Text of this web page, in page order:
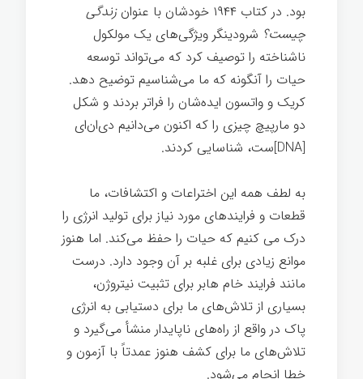
بود. در کتاب ۱۹۴۴ خودشان با عنوان
زندگی
چیست؟ شرودینگر ویژگی‌های یک مولکول
ناشناخته را توصیف کرد که می‌تواند توسعه
حیات را آنگونه که ما می‌شناسیم توضیح دهد.
کریک و واتسون ایده‌شان را فراتر بردند و شکل
دو مارپیچ چیزی را که اکنون می‌دانیم دی‌ان‌ای
[DNA]ست، شناسایی کردند.
به لطف همه این اختراعات و اکتشافات، ما
قطعات و فرایندهای مورد نیاز برای تولید انرژی را
درک می کنیم که حیات را حفظ می‌کند. اما هنوز
موانع زیادی برای غلبه بر آن وجود دارد. درست
مانند فرایند خام هابر برای تثبیت نیتروژن،
بسیاری از تلاش‌های ما برای دستیابی به انرژی
پاک در واقع از راه‌های ناپایدار منشأ می‌گیرد و
تلاش‌های ما برای کشف هنوز عمدتاً با آزمون و
خطا انجام می‌شود.